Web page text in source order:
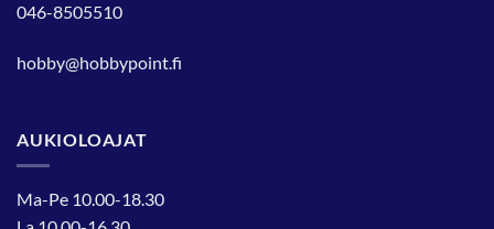
046-8505510
hobby@hobbypoint.fi
AUKIOLOAJAT
Ma-Pe 10.00-18.30